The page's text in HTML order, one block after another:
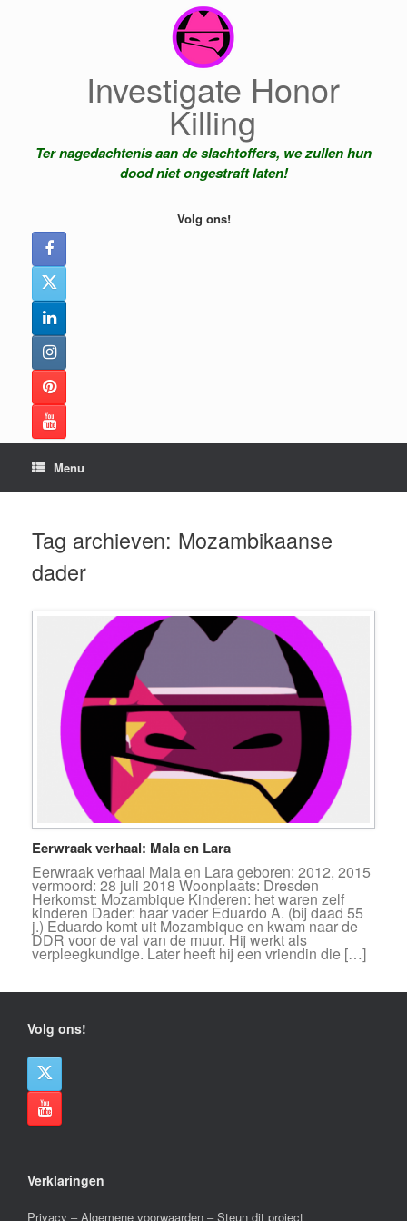
Investigate Honor
Killing
Ter nagedachtenis aan de slachtoffers, we zullen hun
dood niet ongestraft laten!
Volg ons!
Menu
Tag archieven: Mozambikaanse
dader
Eerwraak verhaal: Mala en Lara
Eerwraak verhaal Mala en Lara geboren: 2012, 2015
vermoord: 28 juli 2018 Woonplaats: Dresden
Herkomst: Mozambique Kinderen: het waren zelf
kinderen Dader: haar vader Eduardo A. (bij daad 55
j.) Eduardo komt uit Mozambique en kwam naar de
DDR voor de val van de muur. Hij werkt als
verpleegkundige. Later heeft hij een vriendin die […]
Volg ons!
Verklaringen
Privacy –Algemene voorwaarden –Steun dit project